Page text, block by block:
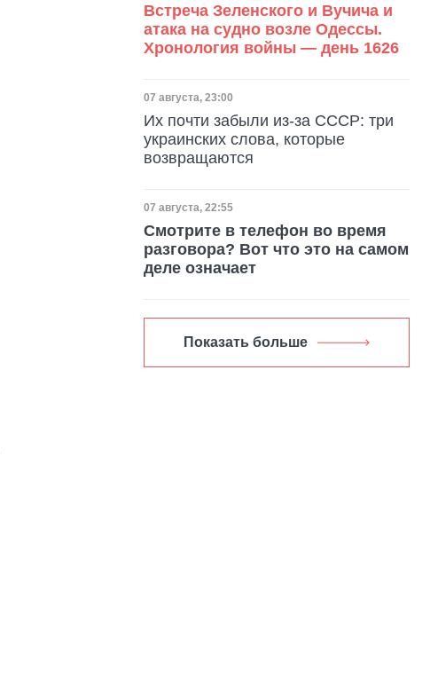
Встреча Зеленского и Вучича и
атака на судно возле Одессы.
Хронология войны — день 1626
Дата публикации
07 августа, 23:00
Их почти забыли из-за СССР: три
украинских слова, которые
возвращаются
Дата публикации
07 августа, 22:55
Смотрите в телефон во время
разговора? Вот что это на самом
деле означает
Показать больше